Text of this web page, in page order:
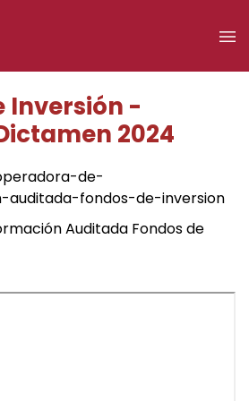
Inversión -
2024
de-
auditada-fondos-de-inversion
Auditada Fondos de